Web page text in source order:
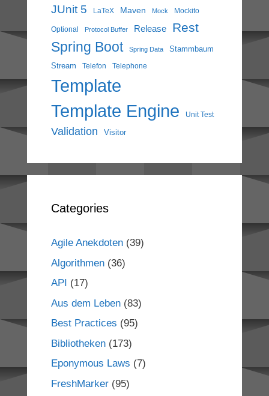
JUnit 5 LaTeX Maven Mock Mockito
Optional Protocol Buffer Release Rest
Spring Boot Spring Data
Stammbaum
Stream
Telefon Telephone
Template
Template Engine Unit Test
Validation Visitor
Categories
Agile Anekdoten(39)
Algorithmen(36)
API (17)
Aus dem Leben(83)
Best Practices (95)
Bibliotheken(173)
Eponymous Laws (7)
FreshMarker(95)